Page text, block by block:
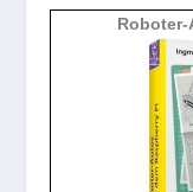
Roboter-